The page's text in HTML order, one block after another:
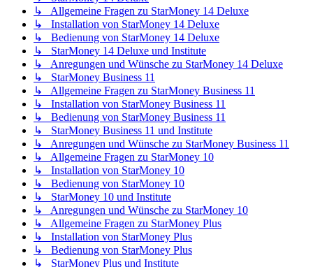
↳ Allgemeine Fragen zu StarMoney 14 Deluxe
↳ Installation von StarMoney 14 Deluxe
↳ Bedienung von StarMoney 14 Deluxe
↳ StarMoney 14 Deluxe und Institute
↳ Anregungen und Wünsche zu StarMoney 14 Deluxe
↳ StarMoney Business 11
↳ Allgemeine Fragen zu StarMoney Business 11
↳ Installation von StarMoney Business 11
↳ Bedienung von StarMoney Business 11
↳ StarMoney Business 11 und Institute
↳ Anregungen und Wünsche zu StarMoney Business 11
↳ Allgemeine Fragen zu StarMoney 10
↳ Installation von StarMoney 10
↳ Bedienung von StarMoney 10
↳ StarMoney 10 und Institute
↳ Anregungen und Wünsche zu StarMoney 10
↳ Allgemeine Fragen zu StarMoney Plus
↳ Installation von StarMoney Plus
↳ Bedienung von StarMoney Plus
↳ StarMoney Plus und Institute